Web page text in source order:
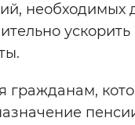
необходимых
ускорить
гражданам,